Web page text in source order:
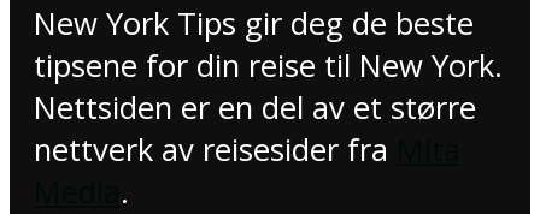
New York Tips gir deg de beste
tipsene for din reise til New York.
Nettsiden er en del av et større
nettverk av reisesider fra
.